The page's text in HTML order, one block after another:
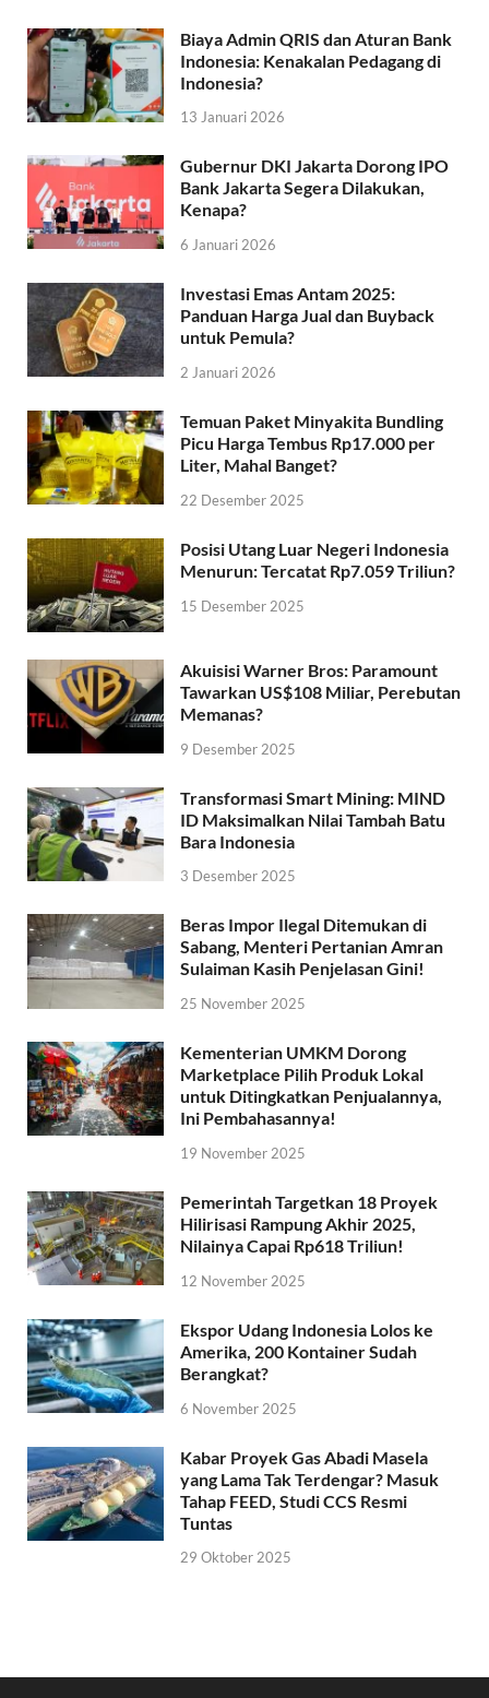
Biaya Admin QRIS dan Aturan Bank
Indonesia: Kenakalan Pedagang di
Indonesia?
13 Januari 2026
Gubernur DKI Jakarta Dorong IPO
Bank Jakarta Segera Dilakukan,
Kenapa?
6 Januari 2026
Investasi Emas Antam 2025:
Panduan Harga Jual dan Buyback
untuk Pemula?
2 Januari 2026
Temuan Paket Minyakita Bundling
Picu Harga Tembus Rp17.000 per
Liter, Mahal Banget?
22 Desember 2025
Posisi Utang Luar Negeri Indonesia
Menurun: Tercatat Rp7.059 Triliun?
15 Desember 2025
Akuisisi Warner Bros: Paramount
Tawarkan US$108 Miliar, Perebutan
Memanas?
9 Desember 2025
Transformasi Smart Mining: MIND
ID Maksimalkan Nilai Tambah Batu
Bara Indonesia
3 Desember 2025
Beras Impor Ilegal Ditemukan di
Sabang, Menteri Pertanian Amran
Sulaiman Kasih Penjelasan Gini!
25 November 2025
Kementerian UMKM Dorong
Marketplace Pilih Produk Lokal
untuk Ditingkatkan Penjualannya,
Ini Pembahasannya!
19 November 2025
Pemerintah Targetkan 18 Proyek
Hilirisasi Rampung Akhir 2025,
Nilainya Capai Rp618 Triliun!
12 November 2025
Ekspor Udang Indonesia Lolos ke
Amerika, 200 Kontainer Sudah
Berangkat?
6 November 2025
Kabar Proyek Gas Abadi Masela
yang Lama Tak Terdengar? Masuk
Tahap FEED, Studi CCS Resmi
Tuntas
29 Oktober 2025